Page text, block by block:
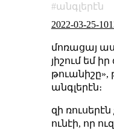
անգլերէն
2022-03-25-
մոռացայ
յիշում եմ
թուանիշը»,
անգլերէն։
զի
ունէի, որ